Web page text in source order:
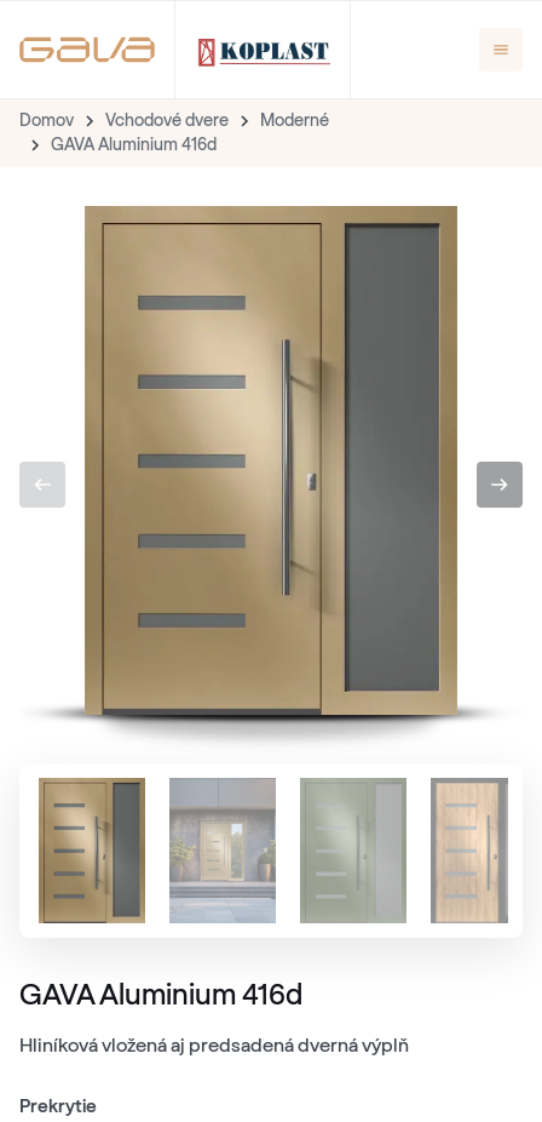
Domov Vchodové dvere
Moderné
GAVA Aluminium 416d
GAVA Aluminium 416d
Hliníková vložená aj predsadená dverná výplň
Prekrytie